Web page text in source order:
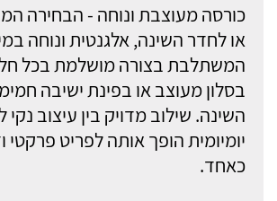
כורסה מעוצבת ונוחה - הבחירה
או לחדר השינה, אלגנטית ונוחה
המשתלבת בצורה מושלמת בכל
בסלון מעוצב או בפינת ישיבה
השינה. שילוב מדויק בין עיצוב נקי
יומיומית הופך אותה לפריט פרקטי
כאחד.